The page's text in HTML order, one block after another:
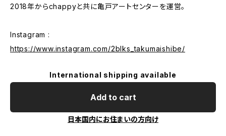
2018年からchappyと共に亀戸アートセンターを運営。
Instagram :
https://www.instagram.com/2blks_takumaishibe/
International shipping available
Add to cart
日本国内にお住まいの方向け